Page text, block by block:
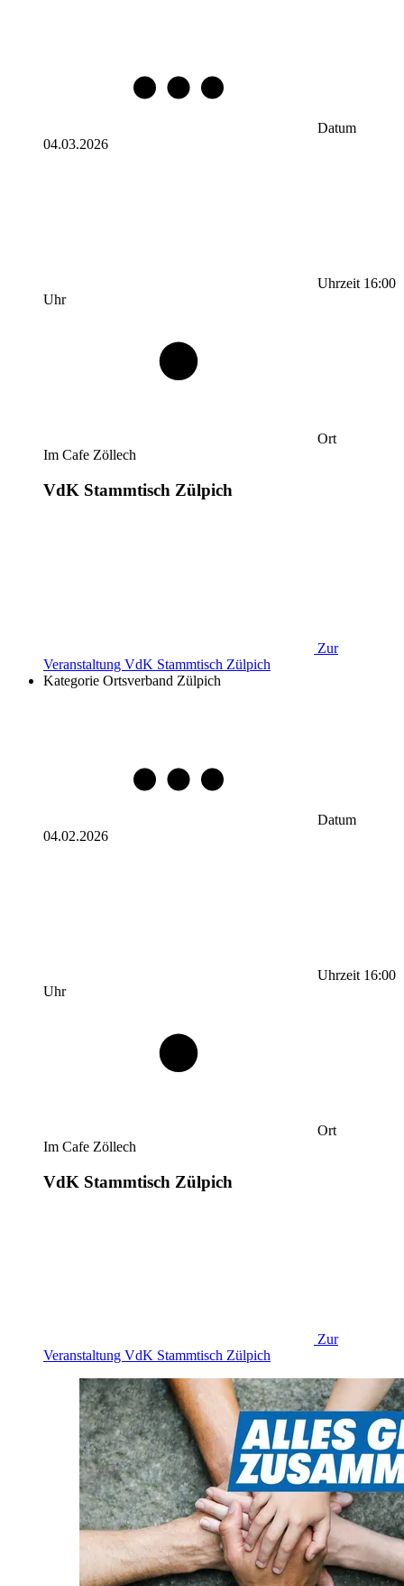
Datum
04.03.2026
Uhrzeit 16:00
Uhr
Ort
Im Cafe Zöllech
VdK Stammtisch Zülpich
Zur
Veranstaltung VdK Stammtisch Zülpich
Kategorie Ortsverband Zülpich
Datum
04.02.2026
Uhrzeit 16:00
Uhr
Ort
Im Cafe Zöllech
VdK Stammtisch Zülpich
Zur
Veranstaltung VdK Stammtisch Zülpich